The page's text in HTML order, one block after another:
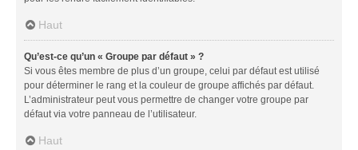
Haut
Qu’est-ce qu’un « Groupe par défaut » ?
Si vous êtes membre de plus d’un groupe, celui par défaut est utilisé
pour déterminer le rang et la couleur de groupe affichés par défaut.
L’administrateur peut vous permettre de changer votre groupe par
défaut via votre panneau de l’utilisateur.
Haut